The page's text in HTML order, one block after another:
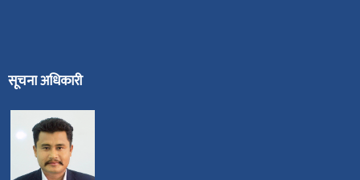
सूचना अधिकारी